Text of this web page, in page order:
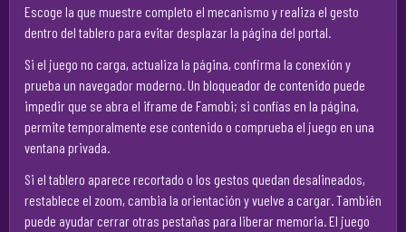
Escoge la que muestre completo el mecanismo y realiza el gesto
dentro del tablero para evitar desplazar la página del portal.
Si el juego no carga, actualiza la página, confirma la conexión y
prueba un navegador moderno. Un bloqueador de contenido puede
impedir que se abra el iframe de Famobi; si confías en la página,
permite temporalmente ese contenido o comprueba el juego en una
ventana privada.
Si el tablero aparece recortado o los gestos quedan desalineados,
restablece el zoom, cambia la orientación y vuelve a cargar. También
puede ayudar cerrar otras pestañas para liberar memoria. El juego